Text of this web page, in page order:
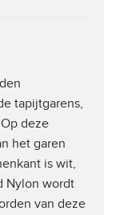
tapijtgarens,
deze
het garen
is wit,
Nylon wordt
van deze